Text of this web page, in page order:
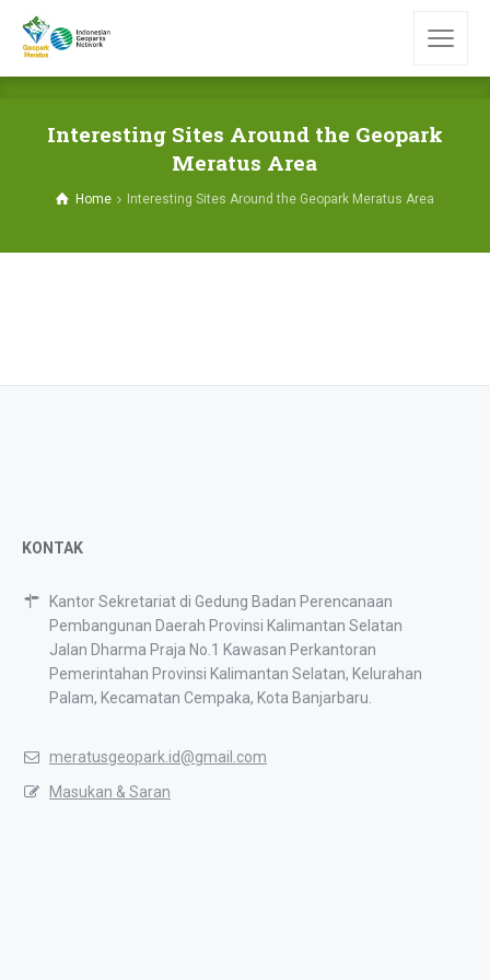
Interesting Sites Around the Geopark
Meratus Area
Home Interesting Sites Around the Geopark Meratus Area
KONTAK
Kantor Sekretariat di Gedung Badan Perencanaan
Pembangunan Daerah Provinsi Kalimantan Selatan
Jalan Dharma Praja No.1 Kawasan Perkantoran
Pemerintahan Provinsi Kalimantan Selatan, Kelurahan
Palam, Kecamatan Cempaka, Kota Banjarbaru.
meratusgeopark.id@gmail.com
Masukan & Saran